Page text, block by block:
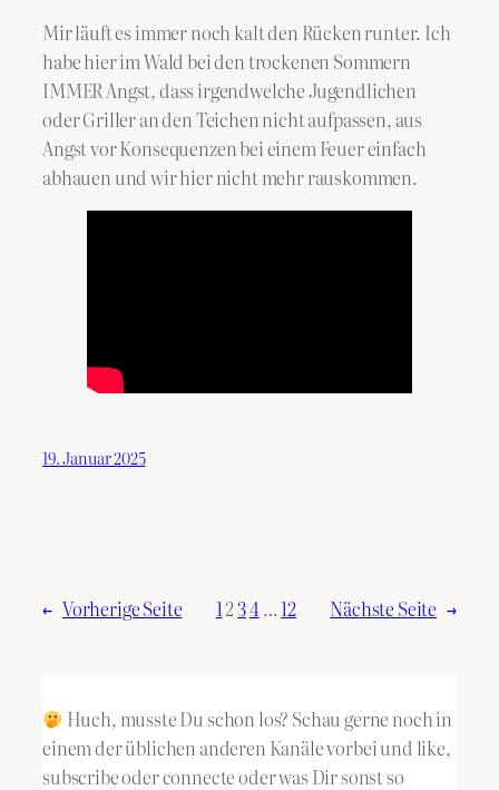
Mir läuft es immer noch kalt den Rücken runter. Ich
habe hier im Wald bei den trockenen Sommern
IMMER Angst, dass irgendwelche Jugendlichen
oder Griller an den Teichen nicht aufpassen, aus
Angst vor Konsequenzen bei einem Feuer einfach
abhauen und wir hier nicht mehr rauskommen.
19. Januar 2025
← Vorherige Seite 1234…12 Nächste Seite →
Huch, musste Du schon los? Schau gerne noch in
einem der üblichen anderen Kanäle vorbei und like,
subscribe oder connecte oder was Dir sonst so